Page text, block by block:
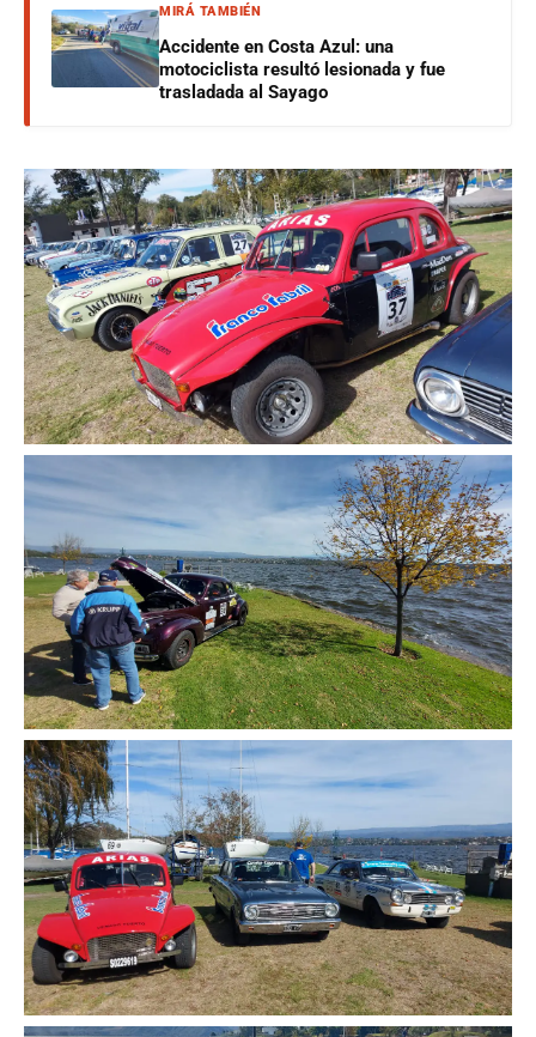
MIRÁ TAMBIÉN
Accidente en Costa Azul: una
motociclista resultó lesionada y fue
trasladada al Sayago